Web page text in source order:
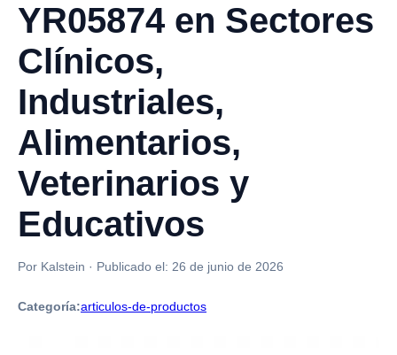
YR05874 en Sectores
Clínicos,
Industriales,
Alimentarios,
Veterinarios y
Educativos
Por Kalstein · Publicado el: 26 de junio de 2026
Categoría:articulos-de-productos